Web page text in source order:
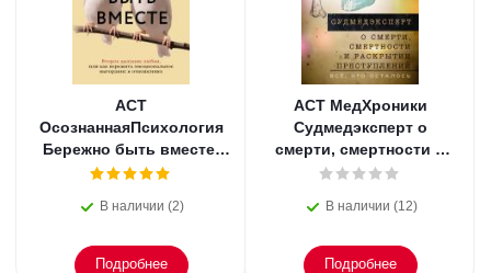
АСТ
ОсознаннаяПсихология
Бережно быть вместе.
Второе дыхание любви,
эмоциональное
В наличии (2)
Подробнее
АСТ МедХроники
Судмедэксперт о
смерти, смертности и
раскрытии
осталось. Блэк
В наличии (12)
Подробнее